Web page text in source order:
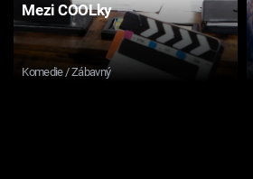
Mezi COOLky
Komedie / Zábavný